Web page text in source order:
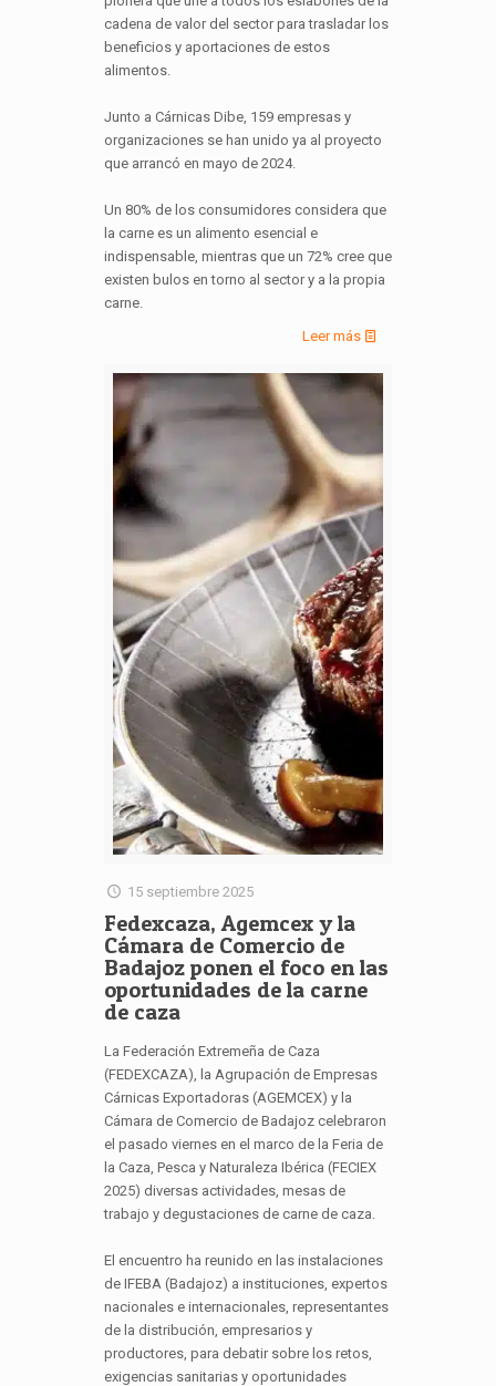
cadena de valor del sector para trasladar los
beneficios y aportaciones de estos
alimentos.
Junto a Cárnicas Dibe, 159 empresas y
organizaciones se han unido ya al proyecto
que arrancó en mayo de 2024.
Un 80% de los consumidores considera que
la carne es un alimento esencial e
indispensable, mientras que un 72% cree que
existen bulos en torno al sector y a la propia
carne.
Leer más
15 septiembre 2025
Fedexcaza, Agemcex y la
Cámara de Comercio de
Badajoz ponen el foco en las
oportunidades de la carne
de caza
La Federación Extremeña de Caza
(FEDEXCAZA), la Agrupación de Empresas
Cárnicas Exportadoras (AGEMCEX) y la
Cámara de Comercio de Badajoz celebraron
el pasado viernes en el marco de la Feria de
la Caza, Pesca y Naturaleza Ibérica (FECIEX
2025) diversas actividades, mesas de
trabajo y degustaciones de carne de caza.
El encuentro ha reunido en las instalaciones
de IFEBA (Badajoz) a instituciones, expertos
nacionales e internacionales, representantes
de la distribución, empresarios y
productores, para debatir sobre los retos,
exigencias sanitarias y oportunidades